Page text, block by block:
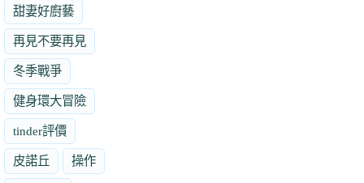
甜妻好廚藝
再見不要再見
冬季戰爭
健身環大冒險
tinder評價
皮諾丘 操作